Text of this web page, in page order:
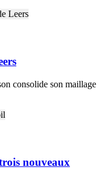
consolide son maillage
nouveaux